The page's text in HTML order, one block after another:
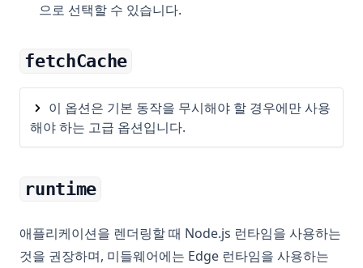
으로 선택할 수 있습니다.
fetchCache
이 옵션은 기본 동작을 무시해야 할 경우에만 사용
해야 하는 고급 옵션입니다.
runtime
애플리케이션을 렌더링할 때 Node.js 런타임을 사용하는
것을 권장하며, 미들웨어에는 Edge 런타임을 사용하는